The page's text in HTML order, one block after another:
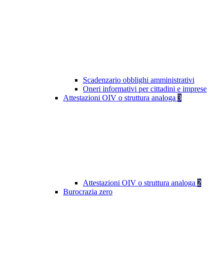
Scadenzario obblighi amministrativi
Oneri informativi per cittadini e imprese
Attestazioni OIV o struttura analoga 3
Attestazioni OIV o struttura analoga 2
Burocrazia zero